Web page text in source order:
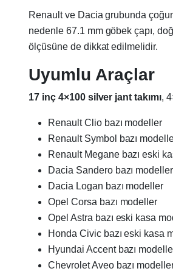
Renault ve Dacia grubunda
nedenle 67.1 mm göbek çapı,
ölçüsüne de dikkat edilmelidir.
Uyumlu Araçlar
17 inç 4×100 silver jant takımı,
Renault Clio bazı modeller
Renault Symbol bazı
Renault Megane bazı eski
Dacia Sandero bazı modeller
Dacia Logan bazı modeller
Opel Corsa bazı modeller
Opel Astra bazı eski kasa
Honda Civic bazı eski kasa
Hyundai Accent bazı
Chevrolet Aveo bazı